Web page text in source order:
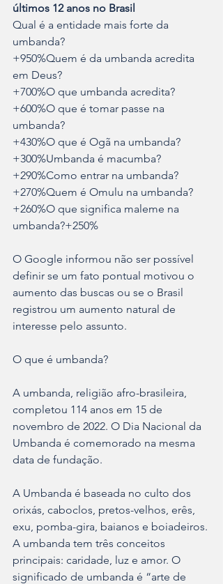
últimos 12 anos no Brasil
Qual é a entidade mais forte da
umbanda?
+950%Quem é da umbanda acredita
em Deus?
+700%O que umbanda acredita?
+600%O que é tomar passe na
umbanda?
+430%O que é Ogã na umbanda?
+300%Umbanda é macumba?
+290%Como entrar na umbanda?
+270%Quem é Omulu na umbanda?
+260%O que significa maleme na
umbanda?+250%
O Google informou não ser possível
definir se um fato pontual motivou o
aumento das buscas ou se o Brasil
registrou um aumento natural de
interesse pelo assunto.
O que é umbanda?
A umbanda, religião afro-brasileira,
completou 114 anos em 15 de
novembro de 2022. O Dia Nacional da
Umbanda é comemorado na mesma
data de fundação.
A Umbanda é baseada no culto dos
orixás, caboclos, pretos-velhos, erês,
exu, pomba-gira, baianos e boiadeiros.
A umbanda tem três conceitos
principais: caridade, luz e amor. O
significado de umbanda é “arte de